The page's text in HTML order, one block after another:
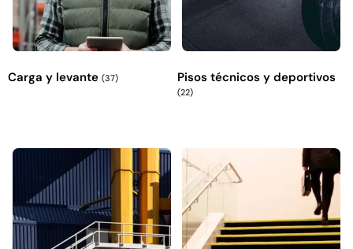
Carga y levante (37) Pisos técnicos y deportivos
(22)